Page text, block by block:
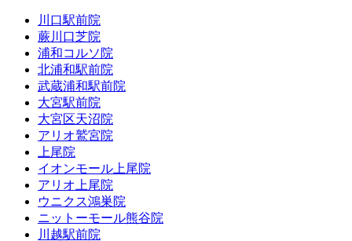
川口駅前院
蕨川口芝院
浦和コルソ院
北浦和駅前院
武蔵浦和駅前院
大宮駅前院
大宮区天沼院
アリオ鷲宮院
上尾院
イオンモール上尾院
アリオ上尾院
ウニクス鴻巣院
ニットーモール熊谷院
川越駅前院